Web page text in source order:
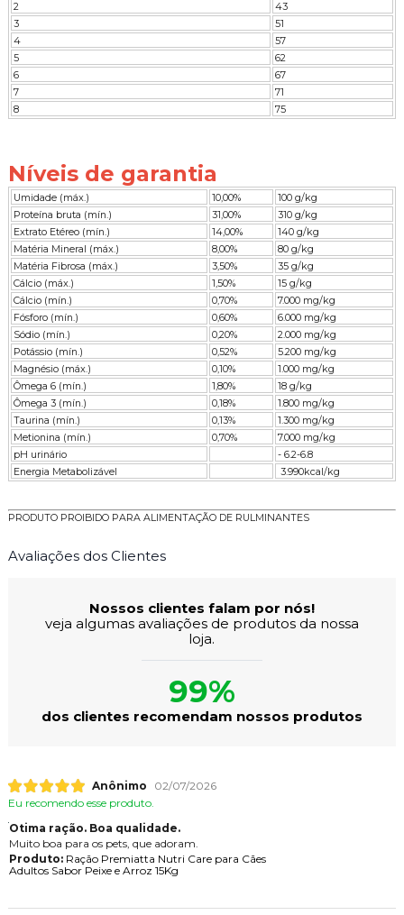
2
43
3
51
4
57
5
62
6
67
7
71
8
75
Níveis de garantia
Umidade (máx.) 10,00%
100 g/kg
Proteína bruta (mín.)
31,00%
310 g/kg
Extrato Etéreo (mín.)
14,00%
140 g/kg
Matéria Mineral (máx.)
8,00%
80 g/kg
Matéria Fibrosa (máx.)
3,50%
35 g/kg
Cálcio (máx.)
1,50%
15 g/kg
Cálcio (mín.)
0,70%
7.000 mg/kg
Fósforo (mín.)
0,60%
6.000 mg/kg
Sódio (mín.)
0,20%
2.000 mg/kg
Potássio (mín.)
0,52%
5.200 mg/kg
Magnésio (máx.)
0,10%
1.000 mg/kg
Ômega 6 (mín.)
1,80%
18 g/kg
Ômega 3 (mín.)
0,18%
1.800 mg/kg
Taurina (mín.)
0,13%
1.300 mg/kg
Metionina (mín.)
0,70%
7.000 mg/kg
pH urinário
- 6.2-6.8
Energia Metabolizável
3.990kcal/kg
PRODUTO PROIBIDO PARA ALIMENTAÇÃO DE RULMINANTES
Avaliações dos Clientes
Nossos clientes falam por nós!
veja algumas avaliações de produtos da nossa
loja.
99%
dos clientes recomendam nossos produtos
Anônimo
02/07/2026
Eu recomendo esse produto.
Otima ração. Boa qualidade.
Muito boa para os pets, que adoram.
Produto:Ração Premiatta Nutri Care para Cães
Adultos Sabor Peixe e Arroz 15Kg